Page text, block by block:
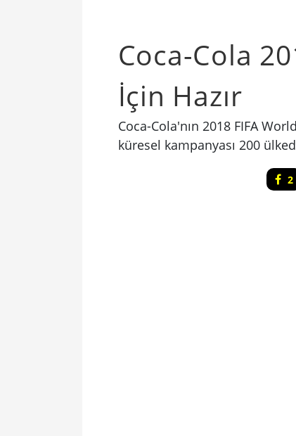
Coca-Cola
İçin Hazır
Coca-Cola'nın 2018 FIFA
küresel kampanyası 200
2